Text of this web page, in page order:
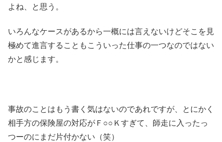
よね、と思う。
いろんなケースがあるから一概には言えないけどそこを見
極めて進言することもこういった仕事の一つなのではない
かと感じます。
事故のことはもう書く気はないのであれですが、とにかく
相手方の保険屋の対応がＦ○○Ｋすぎて、師走に入ったっ
つーのにまだ片付かない（笑）